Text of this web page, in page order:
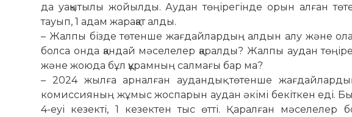
да уақытылы жойыл­ды. Аудан төңірегінде орын алған
тауып, 1 адам жарақат алды.
– Жалпы бізде төтенше жағ­дай­лардың алдын алу және
болса онда қандай мәселелер қа­ралды? Жалпы аудан
және жоюда бұл құрамның сал­мағы бар ма?
– 2024 жылға арналған аудандық төтенше
комиссияның жұмыс жоспарын аудан әкімі бекіткен еді.
4-еуі кезекті, 1 кезектен тыс өтті. Қаралған